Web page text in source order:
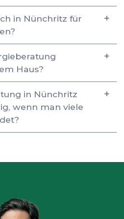
in Nünchritz für
Haus?
in Nünchritz
wenn man viele